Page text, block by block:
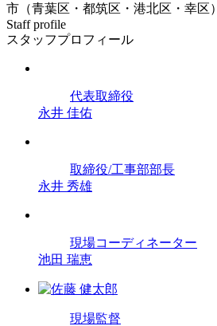
市（青葉区・都筑区・港北区・幸区）
Staff profile
スタッフプロフィール
代表取締役
永井 佳佑
取締役/工事部部長
永井 秀雄
現場コーディネーター
池田 瑞恵
現場監督